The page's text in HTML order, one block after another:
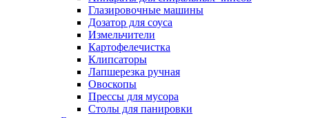
Глазировочные машины
Дозатор для соуса
Измельчители
Картофелечистка
Клипсаторы
Лапшерезка ручная
Овоскопы
Прессы для мусора
Столы для панировки